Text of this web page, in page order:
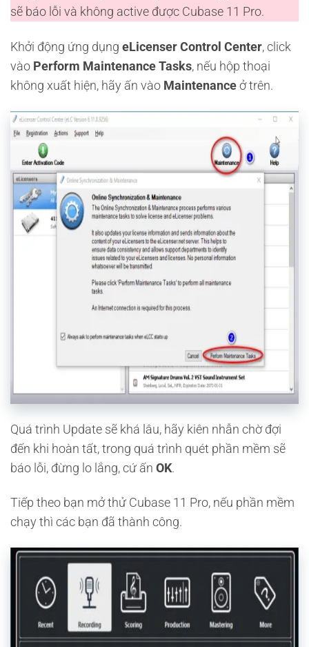
sẽ báo lỗi và không active được Cubase 11 Pro.
Khởi động ứng dụng eLicenser Control Center, click
vào Perform Maintenance Tasks, nếu hộp thoại
không xuất hiện, hãy ấn vào Maintenance ở trên.
Quá trình Update sẽ khá lâu, hãy kiên nhẫn chờ đợi
đến khi hoàn tất, trong quá trình quét phần mềm sẽ
báo lỗi, đừng lo lắng, cứ ấn OK.
Tiếp theo bạn mở thử Cubase 11 Pro, nếu phần mềm
chạy thì các bạn đã thành công.